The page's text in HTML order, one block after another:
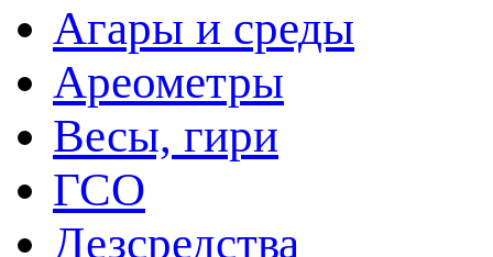
Агары и среды
Ареометры
Весы, гири
ГСО
Дезсредства